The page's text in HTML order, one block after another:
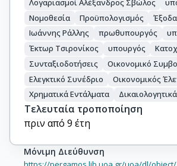
Λογαριασμοί Αλέξανδρος Σβώλος
Νομοθεσία
Προϋπολογισμός
Έξοδα
Ιωάννης Ράλλης
πρωθυπουργός
Έκτωρ Τσιρονίκος
υπουργός
Συνταξιοδοτήσεις
Οικονομικό
Ελεγκτικό Συνέδριο
Οικονομικός
Χρηματικά Εντάλματα
Δικαιολογητικά
Τελευταία τροποποίηση
πριν από 9 έτη
Μόνιμη Διεύθυνση